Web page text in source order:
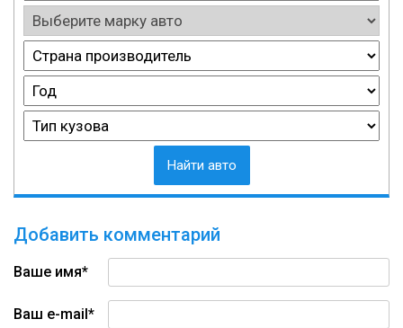
Найти авто
Добавить комментарий
Ваше имя*
Ваш e-mail*